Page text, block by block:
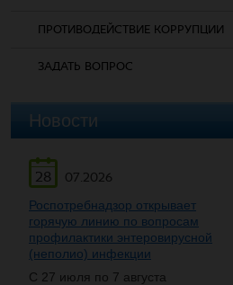
ПРОТИВОДЕЙСТВИЕ КОРРУПЦИИ
ЗАДАТЬ ВОПРОС
Новости
28
07.2026
Роспотребнадзор открывает
горячую линию по вопросам
профилактики энтеровирусной
(неполио) инфекции
С 27 июля по 7 августа